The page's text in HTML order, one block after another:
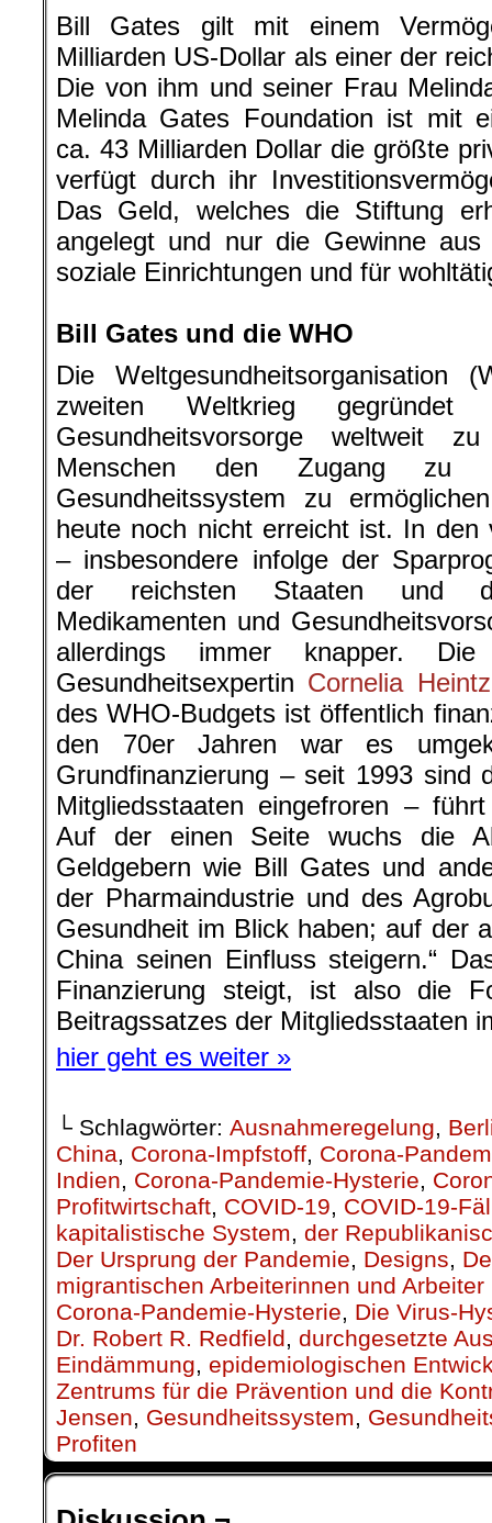
Bill Gates gilt mit einem
Milliarden US-Dollar als einer der
Die von ihm und seiner Frau
Melinda Gates Foundation ist mit
ca. 43 Milliarden Dollar die größte
verfügt durch ihr
Das Geld, welches die Stiftung
angelegt und nur die Gewinne
soziale Einrichtungen und für
Bill Gates und die WHO
Die Weltgesundheitsorganisation
zweiten Weltkrieg
Gesundheitsvorsorge weltweit
Menschen den Zugang zu
Gesundheitssystem zu
heute noch nicht erreicht ist. In den
– insbesondere infolge der
der reichsten Staaten und
Medikamenten und
allerdings immer knapper.
Gesundheitsexpertin Cornelia
des WHO-Budgets ist öffentlich
den 70er Jahren war es
Grundfinanzierung – seit 1993 sind
Mitgliedsstaaten eingefroren –
Auf der einen Seite wuchs die
Geldgebern wie Bill Gates und
der Pharmaindustrie und des
Gesundheit im Blick haben; auf der
China seinen Einfluss steigern.“
Finanzierung steigt, ist also die
Beitragssatzes der Mitgliedsstaaten
hier geht es weiter »
└ Schlagwörter: Ausnahmeregelung,
China, Corona-Impfstoff, Corona-
Indien, Corona-Pandemie-Hysterie,
Profitwirtschaft, COVID-19, COVID-19-
kapitalistische System, der
Der Ursprung der Pandemie, Designs,
migrantischen Arbeiterinnen und
Corona-Pandemie-Hysterie, Die Virus-
Dr. Robert R. Redfield, durchgesetzte
Eindämmung, epidemiologischen
Zentrums für die Prävention und die
Jensen, Gesundheitssystem,
Profiten